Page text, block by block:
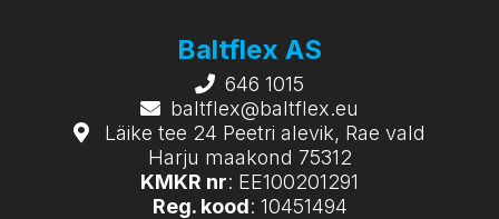
Baltflex AS
646 1015
baltflex@baltflex.eu
Läike tee 24 Peetri alevik, Rae vald
Harju maakond 75312
KMKR nr: EE100201291
Reg. kood: 10451494